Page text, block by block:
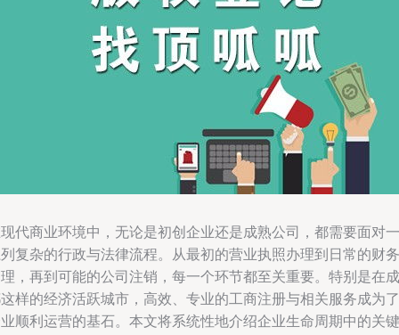
代商业环境中，无论是初创企业还是成熟公司，都需要面对一
复杂的行政与法律流程。从最初的营业执照办理到日常的财务
，再到可能的公司注销，每一个环节都至关重要。特别是在成
样的经济活跃城市，高效、专业的工商注册与相关服务成为了
顺利运营的基石。本文将系统性地介绍企业生命周期中的关键